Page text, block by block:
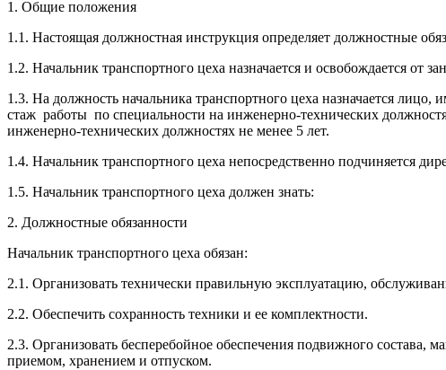
1. Общие положения
1.1. Настоящая должностная инструкция определяет должностные
1.2. Начальник транспортного цеха назначается и освобождается от
1.3. На должность начальника транспортного цеха назначается
стаж работы по специальности на инженерно-технических
инженерно-технических должностях не менее 5 лет.
1.4. Начальник транспортного цеха непосредственно подчиняется
1.5. Начальник транспортного цеха должен знать:
2. Должностные обязанности
Начальник транспортного цеха обязан:
2.1. Организовать технически правильную эксплуатацию,
2.2. Обеспечить сохранность техники и ее комплектности.
2.3. Организовать бесперебойное обеспечения подвижного
приемом, хранением и отпуском.